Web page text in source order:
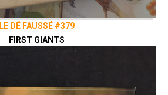
LE DÉ FAUSSÉ #379
FIRST GIANTS